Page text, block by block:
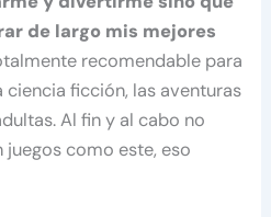
de largo mis mejores
recomendable para
ficción, las aventuras
Al fin y al cabo no
como este, eso